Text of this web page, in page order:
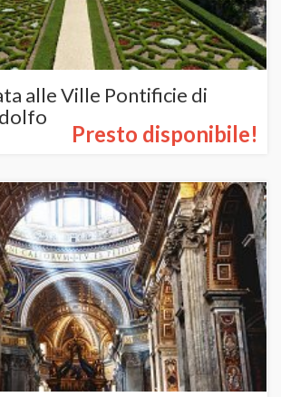
alle Ville Pontificie di
Presto disponibile!